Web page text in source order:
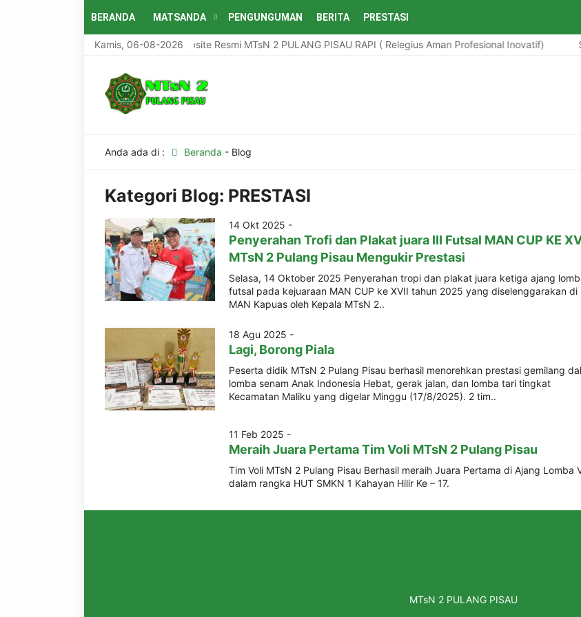
BERANDA MATSANDA PENGUNGUMAN BERITA PRESTASI
Kamis, 06-08-2026
Selamat Datang Di Website Resmi MTsN 2 PULANG PISAU RAPI ( Relegius Aman Profesional Inovatif)
Anda ada di : Beranda - Blog
Kategori Blog: PRESTASI
14 Okt 2025 -
Penyerahan Trofi dan Plakat juara III Futsal MAN CUP KE
MTsN 2 Pulang Pisau Mengukir Prestasi
Selasa, 14 Oktober 2025 Penyerahan tropi dan plakat juara ketiga ajang
futsal pada kejuaraan MAN CUP ke XVII tahun 2025 yang diselenggarakan di
MAN Kapuas oleh Kepala MTsN 2..
18 Agu 2025 -
Lagi, Borong Piala
Peserta didik MTsN 2 Pulang Pisau berhasil menorehkan prestasi gemilang
lomba senam Anak Indonesia Hebat, gerak jalan, dan lomba tari tingkat
Kecamatan Maliku yang digelar Minggu (17/8/2025). 2 tim..
11 Feb 2025 -
Meraih Juara Pertama Tim Voli MTsN 2 Pulang Pisau
Tim Voli MTsN 2 Pulang Pisau Berhasil meraih Juara Pertama di Ajang Lomba
dalam rangka HUT SMKN 1 Kahayan Hilir Ke – 17.
MTsN 2 PULANG PISAU